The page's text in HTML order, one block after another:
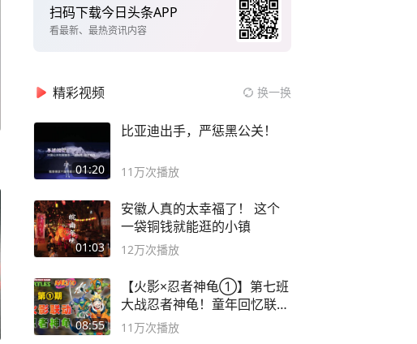
扫码下载今日头条APP
看最新、最热资讯内容
精彩视频 换一换
01:20
比亚迪出手，严惩黑公关！
11万次播放
01:03
安徽人真的太幸福了！ 这个
一袋铜钱就能逛的小镇
12万次播放
08:55
【火影×忍者神龟①】第七班
大战忍者神龟！童年回忆联动
论武？
11万次播放